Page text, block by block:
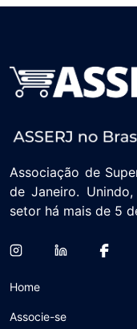
Associação de
de Janeiro.
setor há mais de 5
Home
Associe-se